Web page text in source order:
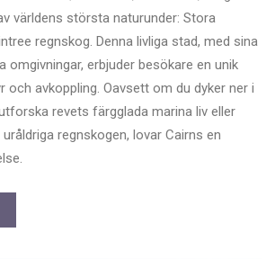
världens största naturunder: Stora
regnskog. Denna livliga stad, med sina
omgivningar, erbjuder besökare en unik
och avkoppling. Oavsett om du dyker ner i
revets färgglada marina liv eller
regnskogen, lovar Cairns en